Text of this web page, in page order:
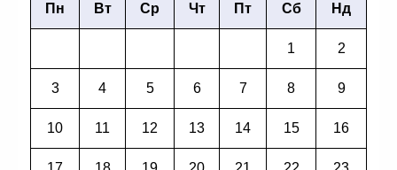
Пн Вт Ср Чт Пт Сб Нд
1 2
3 4 5 6 7 8 9
10 11 12 13 14 15 16